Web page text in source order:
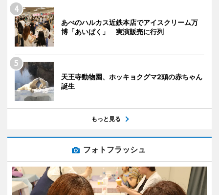
あべのハルカス近鉄本店でアイスクリーム万
博「あいぱく」 実演販売に行列
天王寺動物園、ホッキョクグマ2頭の赤ちゃん
誕生
もっと見る
フォトフラッシュ